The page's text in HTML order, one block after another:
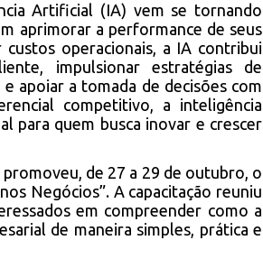
Artificial (IA) vem se tornando
aprimorar a performance de seus
operacionais, a IA contribui
impulsionar estratégias de
apoiar a tomada de decisões com
competitivo, a inteligência
para quem busca inovar e crescer
de 27 a 29 de outubro, o
Negócios”. A capacitação reuniu
em compreender como a
de maneira simples, prática e